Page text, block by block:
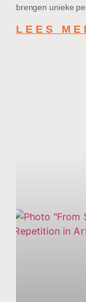
brengen unieke
LEES